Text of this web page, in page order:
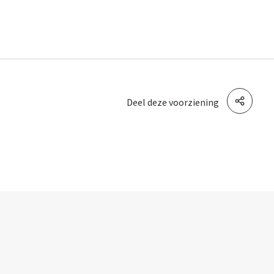
Deel deze voorziening